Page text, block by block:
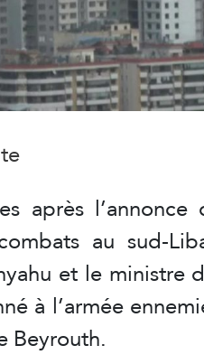
après
au sud-
et le ministre
à l’armée
Beyrouth.